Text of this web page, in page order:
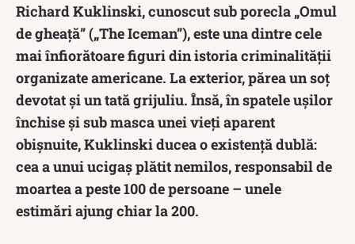
Richard Kuklinski, cunoscut sub porecla „Omul
de gheață” („The Iceman”), este una dintre cele
mai înfiorătoare figuri din istoria criminalității
organizate americane. La exterior, părea un soț
devotat și un tată grijuliu. Însă, în spatele ușilor
închise și sub masca unei vieți aparent
obișnuite, Kuklinski ducea o existență dublă:
cea a unui ucigaș plătit nemilos, responsabil de
moartea a peste 100 de persoane – unele
estimări ajung chiar la 200.